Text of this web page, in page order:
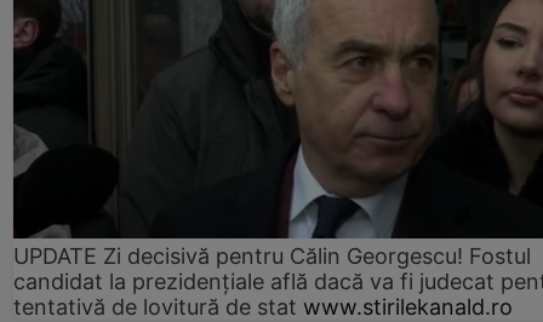
UPDATE Zi decisivă pentru Călin Georgescu! Fostul
candidat la prezidențiale află dacă va fi judecat
tentativă de lovitură de stat www.stirilekanald.ro